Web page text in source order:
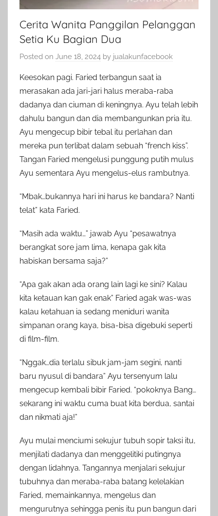
Cerita Wanita Panggilan Pelanggan
Setia Ku Bagian Dua
Posted on June 18, 2024 by jualakunfacebook
Keesokan pagi. Faried terbangun saat ia
merasakan ada jari-jari halus meraba-raba
dadanya dan ciuman di keningnya. Ayu telah lebih
dahulu bangun dan dia membangunkan pria itu.
Ayu mengecup bibir tebal itu perlahan dan
mereka pun terlibat dalam sebuah “french kiss”.
Tangan Faried mengelusi punggung putih mulus
Ayu sementara Ayu mengelus-elus rambutnya.
“Mbak…bukannya hari ini harus ke bandara? Nanti
telat” kata Faried.
“Masih ada waktu…” jawab Ayu “pesawatnya
berangkat sore jam lima, kenapa gak kita
habiskan bersama saja?”
“Apa gak akan ada orang lain lagi ke sini? Kalau
kita ketauan kan gak enak” Faried agak was-was
kalau ketahuan ia sedang meniduri wanita
simpanan orang kaya, bisa-bisa digebuki seperti
di film-film.
“Nggak…dia terlalu sibuk jam-jam segini, nanti
baru nyusul di bandara” Ayu tersenyum lalu
mengecup kembali bibir Faried. “pokoknya Bang…
sekarang ini waktu cuma buat kita berdua, santai
dan nikmati aja!”
Ayu mulai menciumi sekujur tubuh sopir taksi itu,
menjilati dadanya dan menggelitiki putingnya
dengan lidahnya. Tangannya menjalari sekujur
tubuhnya dan meraba-raba batang kelelakian
Faried, memainkannya, mengelus dan
mengurutnya sehingga penis itu pun bangun dari